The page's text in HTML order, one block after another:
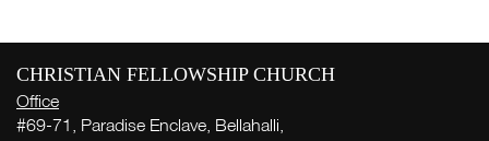
CHRISTIAN FELLOWSHIP CHURCH
Office
#69-71, Paradise Enclave, Bellahalli,